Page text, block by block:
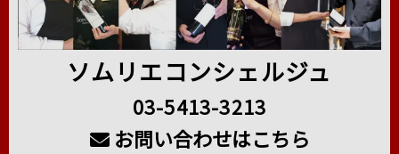
ソムリエコンシェルジュ
03-5413-3213
お問い合わせはこちら